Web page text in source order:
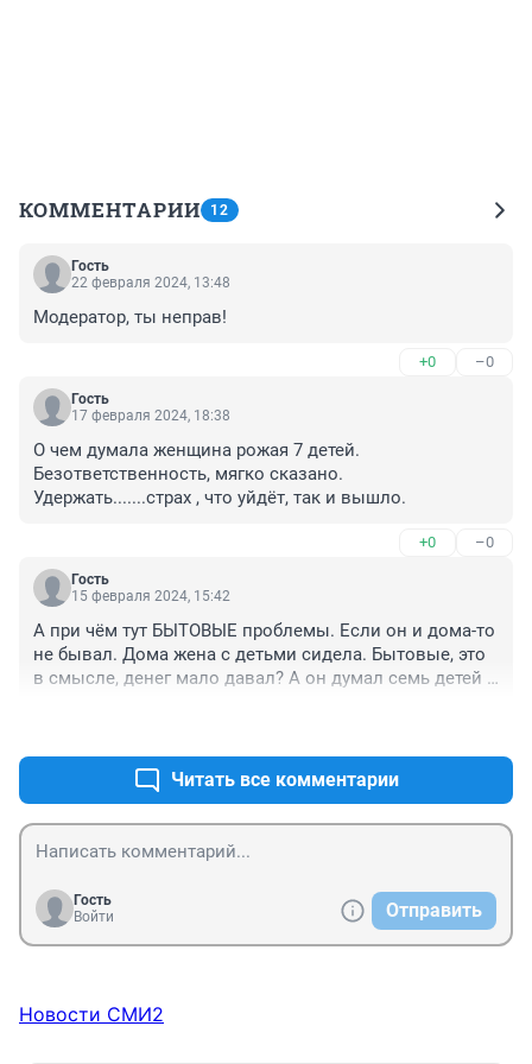
КОММЕНТАРИИ 12
Гость
22 февраля 2024, 13:48
Модератор, ты неправ!
+0 –0
Гость
17 февраля 2024, 18:38
О чем думала женщина рожая 7 детей.
Безответственность, мягко сказано.
Удержать.......страх , что уйдёт, так и вышло.
+0 –0
Гость
15 февраля 2024, 15:42
А при чём тут БЫТОВЫЕ проблемы. Если он и дома-то
не бывал. Дома жена с детьми сидела. Бытовые, это
в смысле, денег мало давал? А он думал семь детей
Читать все комментарии
Гость
Войти
Отправить
Новости СМИ2